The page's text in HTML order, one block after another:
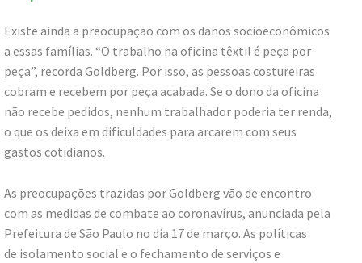
Existe ainda a preocupação com os danos socioeconômicos
a essas famílias. “O trabalho na oficina têxtil é peça por
peça”, recorda Goldberg. Por isso, as pessoas costureiras
cobram e recebem por peça acabada. Se o dono da oficina
não recebe pedidos, nenhum trabalhador poderia ter renda,
o que os deixa em dificuldades para arcarem com seus
gastos cotidianos.
As preocupações trazidas por Goldberg vão de encontro
com as medidas de combate ao coronavírus, anunciada pela
Prefeitura de São Paulo no dia 17 de março. As políticas
de isolamento social e o fechamento de serviços e